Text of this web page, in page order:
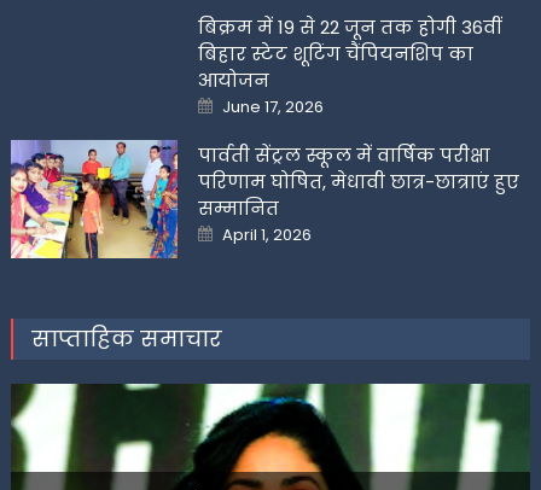
बिक्रम में 19 से 22 जून तक होगी 36वीं
बिहार स्टेट शूटिंग चैंपियनशिप का
आयोजन
Posted
on
June 17, 2026
पार्वती सेंट्रल स्कूल में वार्षिक परीक्षा
परिणाम घोषित, मेधावी छात्र-छात्राएं हुए
सम्मानित
Posted
on
April 1, 2026
साप्ताहिक समाचार